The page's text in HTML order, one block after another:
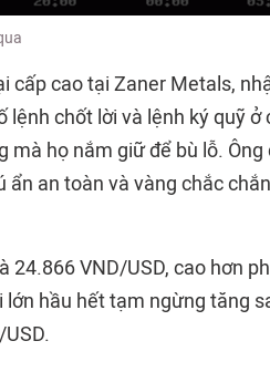
cấp cao tại Zaner Metals,
lệnh chốt lời và lệnh ký quỹ ở
mà họ nắm giữ để bù lỗ. Ông
an toàn và vàng chắc
24.866 VND/USD, cao hơn
lớn hầu hết tạm ngừng tăng